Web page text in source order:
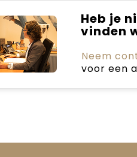
Heb je
vinden
Neem
voor een